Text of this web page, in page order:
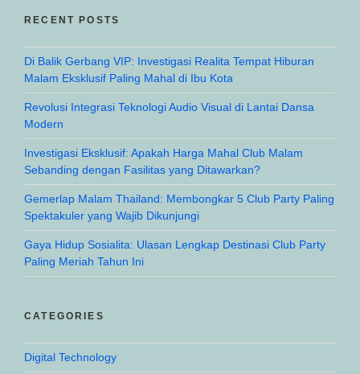
RECENT POSTS
Di Balik Gerbang VIP: Investigasi Realita Tempat Hiburan
Malam Eksklusif Paling Mahal di Ibu Kota
Revolusi Integrasi Teknologi Audio Visual di Lantai Dansa
Modern
Investigasi Eksklusif: Apakah Harga Mahal Club Malam
Sebanding dengan Fasilitas yang Ditawarkan?
Gemerlap Malam Thailand: Membongkar 5 Club Party Paling
Spektakuler yang Wajib Dikunjungi
Gaya Hidup Sosialita: Ulasan Lengkap Destinasi Club Party
Paling Meriah Tahun Ini
CATEGORIES
Digital Technology